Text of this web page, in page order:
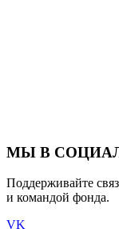
МЫ В
Поддерживайте
и командой фонда.
VK